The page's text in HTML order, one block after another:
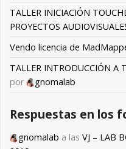
TALLER INICIACIÓN
PROYECTOS
Vendo licencia de
TALLER INTRODUCCIÓN A
por
gnomalab
Respuestas en los
gnomalab a las VJ – LAB